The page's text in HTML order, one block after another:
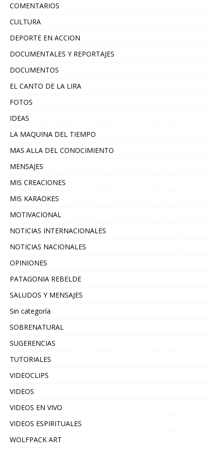
COMENTARIOS
CULTURA
DEPORTE EN ACCION
DOCUMENTALES Y REPORTAJES
DOCUMENTOS
EL CANTO DE LA LIRA
FOTOS
IDEAS
LA MAQUINA DEL TIEMPO
MAS ALLA DEL CONOCIMIENTO
MENSAJES
MIS CREACIONES
MIS KARAOKES
MOTIVACIONAL
NOTICIAS INTERNACIONALES
NOTICIAS NACIONALES
OPINIONES
PATAGONIA REBELDE
SALUDOS Y MENSAJES
Sin categoría
SOBRENATURAL
SUGERENCIAS
TUTORIALES
VIDEOCLIPS
VIDEOS
VIDEOS EN VIVO
VIDEOS ESPIRITUALES
WOLFPACK ART